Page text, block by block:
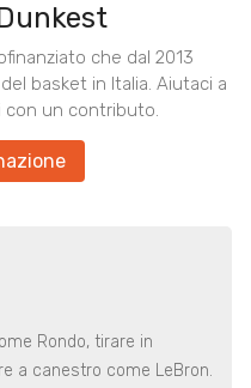
che dal 2013
basket in Italia. Aiutaci a
un contributo.
Rondo, tirare in
a canestro come LeBron.